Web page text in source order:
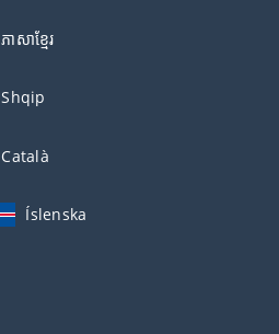
ភាសាខ្មែរ
Shqip
Català
Íslenska